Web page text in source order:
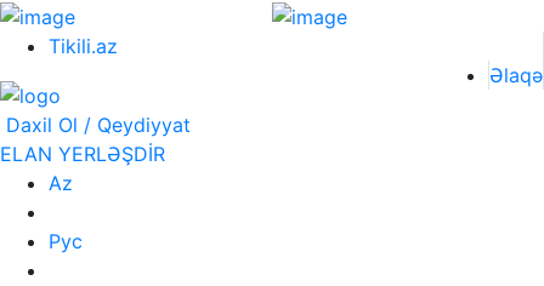
Tikili.az
Əlaqə
Daxil Ol / Qeydiyyat
ELAN YERLƏŞDİR
Az
Рус